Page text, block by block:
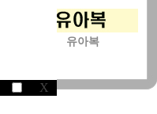
X
유아복